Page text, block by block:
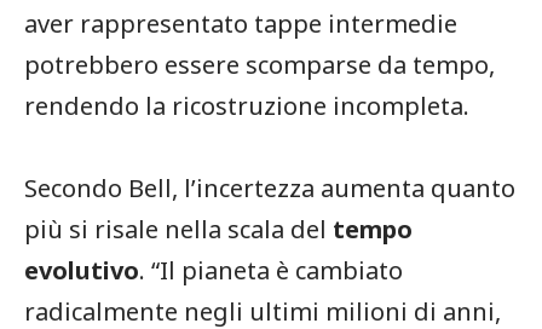
aver rappresentato tappe intermedie
potrebbero essere scomparse da tempo,
rendendo la ricostruzione incompleta.
Secondo Bell, l’incertezza aumenta quanto
più si risale nella scala del tempo
evolutivo. “Il pianeta è cambiato
radicalmente negli ultimi milioni di anni,